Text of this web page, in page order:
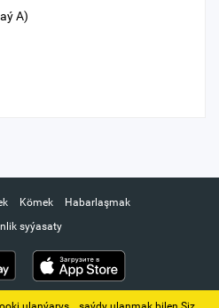
A)
Kömek
Habarlaşmak
syýasaty